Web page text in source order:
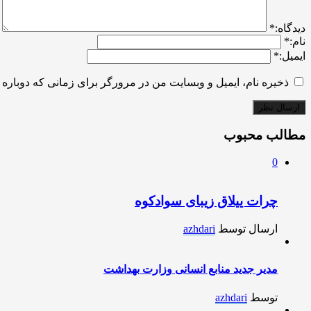
ديدگاه:*
نام:*
ایمیل:*
ذخیره نام، ایمیل و وبسایت من در مرورگر برای زمانی که
مطالب محبوب
0
چرات ییلاق زیبای سوادکوه
ارسال توسط azhdari
مدیر جدید منابع انسانی وزارت بهداشت
توسط azhdari